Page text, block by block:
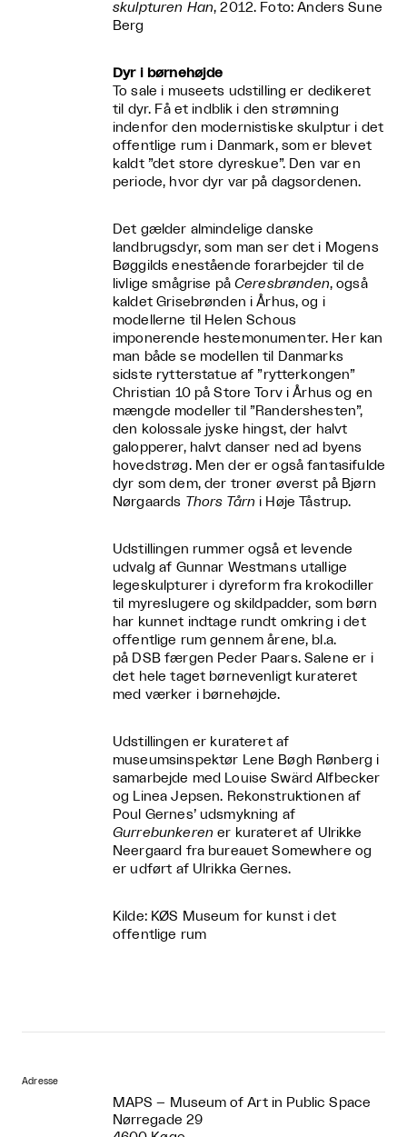
skulpturen Han, 2012. Foto: Anders Sune
Berg
Dyr i børnehøjde
To sale i museets udstilling er dedikeret
til dyr. Få et indblik i den strømning
indenfor den modernistiske skulptur i det
offentlige rum i Danmark, som er blevet
kaldt ”det store dyreskue”. Den var en
periode, hvor dyr var på dagsordenen.
Det gælder almindelige danske
landbrugsdyr, som man ser det i Mogens
Bøggilds enestående forarbejder til de
livlige smågrise på Ceresbrønden, også
kaldet Grisebrønden i Århus, og i
modellerne til Helen Schous
imponerende hestemonumenter. Her kan
man både se modellen til Danmarks
sidste rytterstatue af ”rytterkongen”
Christian 10 på Store Torv i Århus og en
mængde modeller til ”Randershesten”,
den kolossale jyske hingst, der halvt
galopperer, halvt danser ned ad byens
hovedstrøg. Men der er også fantasifulde
dyr som dem, der troner øverst på Bjørn
Nørgaards Thors Tårn i Høje Tåstrup.
Udstillingen rummer også et levende
udvalg af Gunnar Westmans utallige
legeskulpturer i dyreform fra krokodiller
til myreslugere og skildpadder, som børn
har kunnet indtage rundt omkring i det
offentlige rum gennem årene, bl.a.
på DSB færgen Peder Paars. Salene er i
det hele taget børnevenligt kurateret
med værker i børnehøjde.
Udstillingen er kurateret af
museumsinspektør Lene Bøgh Rønberg i
samarbejde med Louise Swärd Alfbecker
og Linea Jepsen. Rekonstruktionen af
Poul Gernes’ udsmykning af
Gurrebunkeren er kurateret af Ulrikke
Neergaard fra bureauet Somewhere og
er udført af Ulrikka Gernes.
Kilde: KØS Museum for kunst i det
offentlige rum
Adresse
MAPS – Museum of Art in Public Space
Nørregade 29